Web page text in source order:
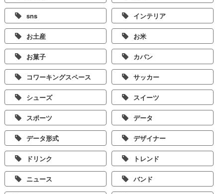
sns インテリア
お土産 お米
お菓子 カバン
コワーキングスペース サッカー
シューズ スイーツ
スポーツ データ
データ形式 デザイナー
ドリンク トレンド
ニュース バンド